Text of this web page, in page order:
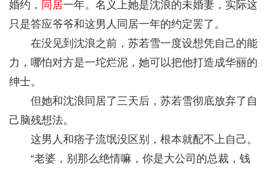
婚约， 同居一年。名义上她是沈浪的未婚妻，实际这
只是答应爷爷和这男人同居一年的约定罢了。
在没见到沈浪之前，苏若雪一度设想凭自己的能
力，哪怕对方是一坨烂泥，她可以把他打造成华丽的
绅士。
但她和沈浪同居了三天后，苏若雪彻底放弃了自
己脑残想法。
这男人和痞子流氓没区别，根本就配不上自己。
“老婆，别那么绝情嘛，你是大公司的总裁，钱